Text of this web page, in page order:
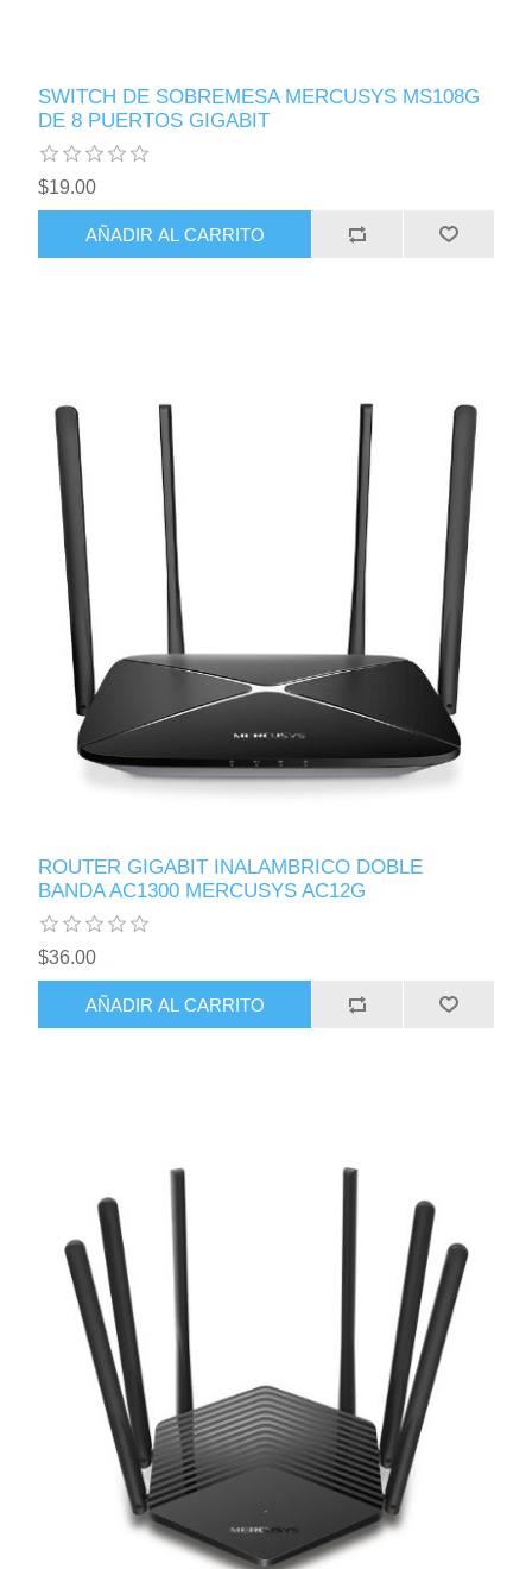
SWITCH DE SOBREMESA MERCUSYS MS108G
DE 8 PUERTOS GIGABIT
$19.00
AÑADIR AL CARRITO
ROUTER GIGABIT INALAMBRICO DOBLE
BANDA AC1300 MERCUSYS AC12G
$36.00
AÑADIR AL CARRITO